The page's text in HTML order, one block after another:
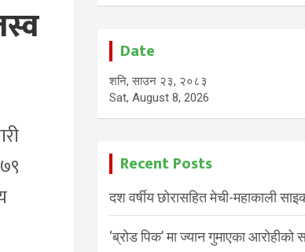
Date
शनि, साउन २३, २०८३
Sat, August 8, 2026
Recent Posts
दश वर्षीय छोरासहित मेची-महाकाली
‘ब्रोड पिक’ मा ज्यान गुमाएका आरोहीको